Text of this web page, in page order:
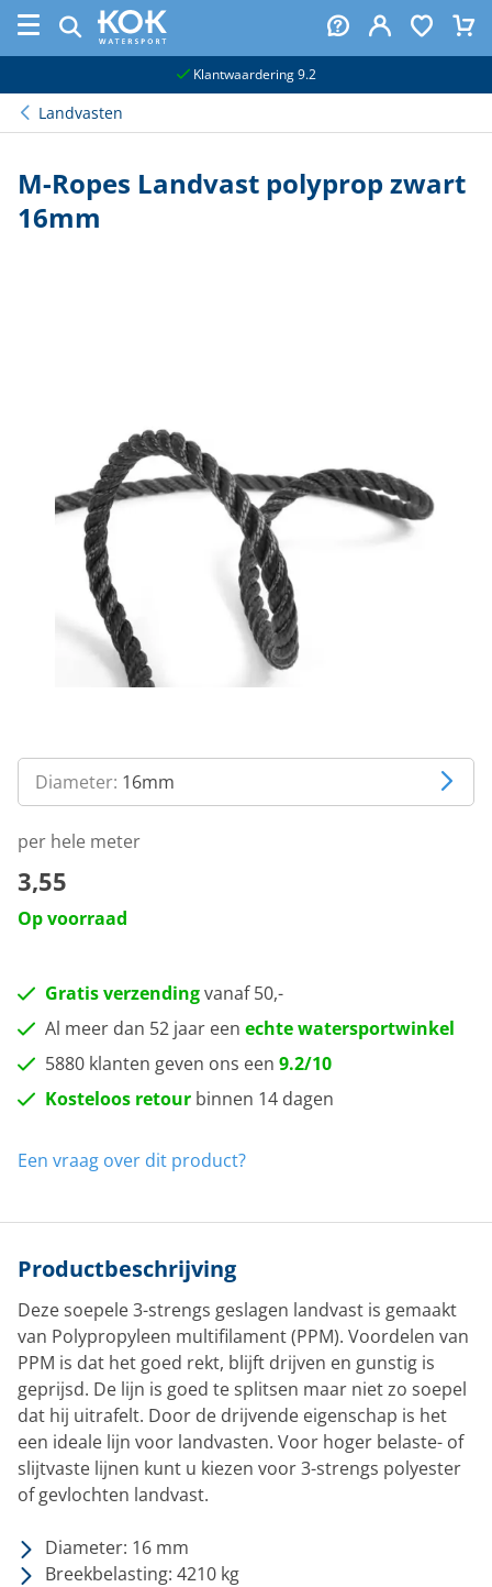
Klantwaardering 9.2
Landvasten
M-Ropes Landvast polyprop zwart
16mm
Diameter: 16mm
per hele meter
3,55
Op voorraad
Gratis verzendingvanaf 50,-
Al meer dan 52 jaar een echte watersportwinkel
5880 klanten geven ons een 9.2/10
Kosteloos retour binnen 14 dagen
Een vraag over dit product?
Productbeschrijving
Deze soepele 3-strengs geslagen landvast is gemaakt
van Polypropyleen multifilament (PPM). Voordelen van
PPM is dat het goed rekt, blijft drijven en gunstig is
geprijsd. De lijn is goed te splitsen maar niet zo soepel
dat hij uitrafelt. Door de drijvende eigenschap is het
een ideale lijn voor landvasten. Voor hoger belaste- of
slijtvaste lijnen kunt u kiezen voor 3-strengs polyester
of gevlochten landvast.
Diameter: 16 mm
Breekbelasting: 4210 kg